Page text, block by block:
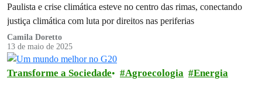
Paulista e crise climática esteve no centro das rimas, conectando
justiça climática com luta por direitos nas periferias
Camila Doretto
13 de maio de 2025
Transforme a Sociedade Agroecologia Energia